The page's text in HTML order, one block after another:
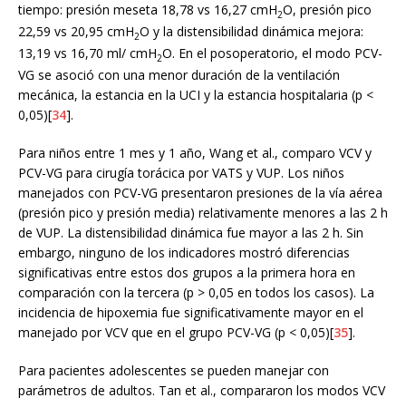
tiempo: presión meseta 18,78 vs 16,27 cmH2O, presión pico
22,59 vs 20,95 cmH2O y la distensibilidad dinámica mejora:
13,19 vs 16,70 ml/ cmH2O. En el posoperatorio, el modo PCV-
VG se asoció con una menor duración de la ventilación
mecánica, la estancia en la UCI y la estancia hospitalaria (p <
0,05)[34].
Para niños entre 1 mes y 1 año, Wang et al., comparo VCV y
PCV-VG para cirugía torácica por VATS y VUP. Los niños
manejados con PCV-VG presentaron presiones de la vía aérea
(presión pico y presión media) relativamente menores a las 2 h
de VUP. La distensibilidad dinámica fue mayor a las 2 h. Sin
embargo, ninguno de los indicadores mostró diferencias
significativas entre estos dos grupos a la primera hora en
comparación con la tercera (p > 0,05 en todos los casos). La
incidencia de hipoxemia fue significativamente mayor en el
manejado por VCV que en el grupo PCV-VG (p < 0,05)[35].
Para pacientes adolescentes se pueden manejar con
parámetros de adultos. Tan et al., compararon los modos VCV